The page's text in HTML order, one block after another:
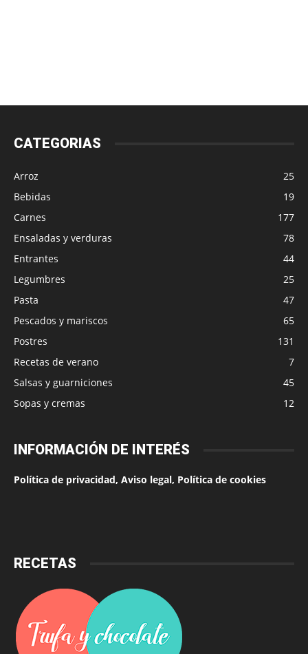
CATEGORIAS
Arroz
25
Bebidas
19
Carnes
177
Ensaladas y verduras
78
Entrantes
44
Legumbres
25
Pasta
47
Pescados y mariscos
65
Postres
131
Recetas de verano
7
Salsas y guarniciones
45
Sopas y cremas
12
INFORMACIÓN DE INTERÉS
Política de privacidad, Aviso legal, Política de cookies
RECETAS